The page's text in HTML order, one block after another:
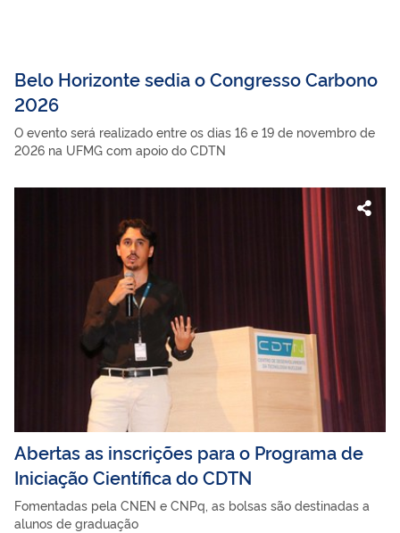
Belo Horizonte sedia o Congresso Carbono
2026
O evento será realizado entre os dias 16 e 19 de novembro de
2026 na UFMG com apoio do CDTN
Abertas as inscrições para o Programa de
Iniciação Científica do CDTN
Fomentadas pela CNEN e CNPq, as bolsas são destinadas a
alunos de graduação